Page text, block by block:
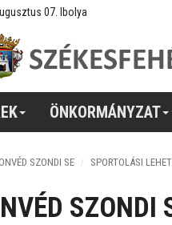
07. Ibolya
ÖNKORMÁNYZAT
SZONDI SE SPORTOLÁSI
SZONDI